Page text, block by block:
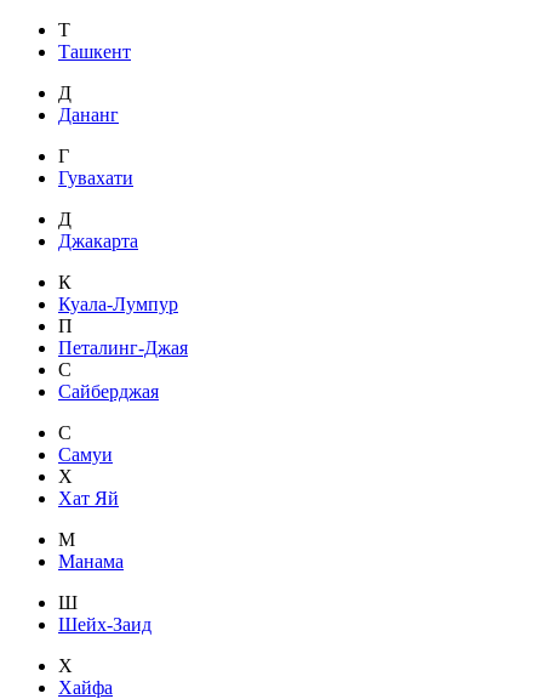
Т
Ташкент
Д
Дананг
Г
Гувахати
Д
Джакарта
К
Куала-Лумпур
П
Петалинг-Джая
С
Сайберджая
С
Самуи
Х
Хат Яй
М
Манама
Ш
Шейх-Заид
Х
Хайфа